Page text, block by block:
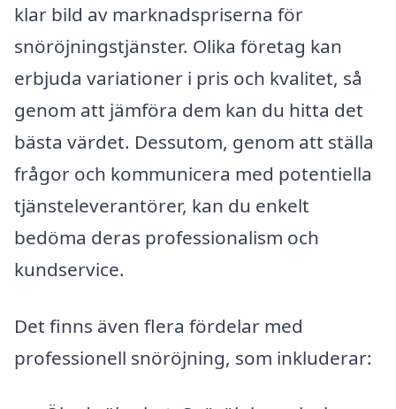
klar bild av marknadspriserna för
snöröjningstjänster. Olika företag kan
erbjuda variationer i pris och kvalitet, så
genom att jämföra dem kan du hitta det
bästa värdet. Dessutom, genom att ställa
frågor och kommunicera med potentiella
tjänsteleverantörer, kan du enkelt
bedöma deras professionalism och
kundservice.
Det finns även flera fördelar med
professionell snöröjning, som inkluderar: